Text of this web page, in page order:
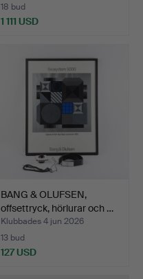
18 bud
1 111 USD
BANG & OLUFSEN,
offsettryck, hörlurar och …
Klubbades 4 jun 2026
13 bud
127 USD